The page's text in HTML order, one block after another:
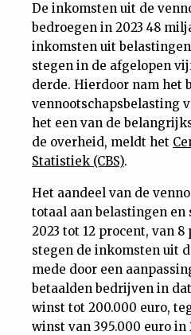
Magazine
Podcast
Dossiers
Nieuwsbrief
Contact
De inkomsten uit de
bedroegen in 2023 48
inkomsten uit
stegen in de afgelopen
derde. Hierdoor nam het
vennootschapsbelasting
het een van de
de overheid, meldt het
Statistiek (CBS).
Het aandeel van de
totaal aan belastingen
2023 tot 12 procent, van 8
stegen de inkomsten uit
mede door een
betaalden bedrijven in
winst tot 200.000 euro,
winst van 395.000 euro